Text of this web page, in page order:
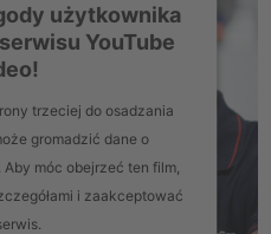
użytkownika
YouTube
trzeciej do osadzania
gromadzić dane o
móc obejrzeć ten film,
i zaakceptować